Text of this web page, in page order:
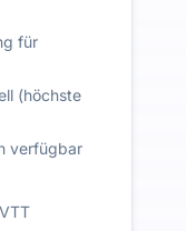
für
(höchste
verfügbar